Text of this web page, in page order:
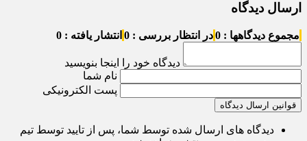
ارسال دیدگاه
مجموع دیدگاهها : 0 در انتظار بررسی : 0 انتشار یافته : 0
دیدگاه خود را اینجا بنویسید
نام شما
پست الکترونیکی
قوانین ارسال دیدگاه
دیدگاه های ارسال شده توسط شما، پس از تایید توسط تیم